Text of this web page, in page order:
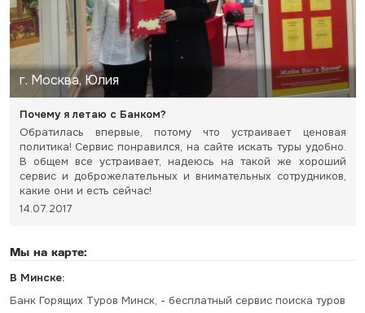
г. Москва, Юлия
Почему я летаю с Банком?
Обратилась впервые, потому что устраивает ценовая
политика! Сервис понравился, на сайте искать туры удобно.
В общем все устраивает, надеюсь на такой же хороший
сервис и доброжелательных и внимательных сотрудников,
какие они и есть сейчас!
14.07.2017
Мы на карте:
В Минске:
Банк Горящих Туров Минск, - бесплатный сервис поиска туров